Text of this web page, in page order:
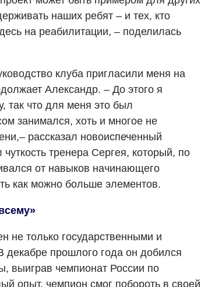
наших ребят – и тех, кто
на реабилитации, – поделилась
клуба пригласили меня на
Александр. – До этого я
так что для меня это был
занимался, хоть и многое не
рассказал новоиспеченный
тренера Сергея, который, по
от навыков начинающего
как можно больше элементов.
не только государственными и
прошлого года он добился
выиграв чемпионат России по
опыт, чемпион смог побороть в своей